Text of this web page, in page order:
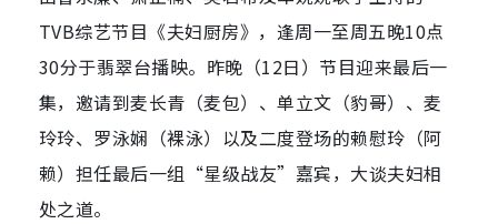
TVB综艺节目《夫妇厨房》，逢周一至周五晚10点
30分于翡翠台播映。昨晚（12日）节目迎来最后一
集，邀请到麦长青（麦包）、单立文（豹哥）、麦
玲玲、罗泳娴（裸泳）以及二度登场的赖慰玲（阿
赖）担任最后一组“星级战友”嘉宾，大谈夫妇相
处之道。